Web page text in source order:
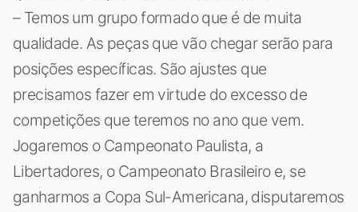
– Temos um grupo formado que é de muita
qualidade. As peças que vão chegar serão para
posições específicas. São ajustes que
precisamos fazer em virtude do excesso de
competições que teremos no ano que vem.
Jogaremos o Campeonato Paulista, a
Libertadores, o Campeonato Brasileiro e, se
ganharmos a Copa Sul-Americana, disputaremos